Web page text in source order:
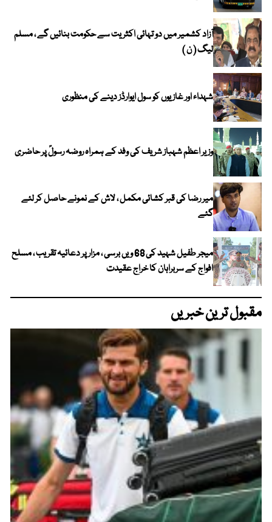
آزاد کشمیر میں دو تہائی اکثریت سے حکومت بنائیں گے ، مسلم
لیگ ( ن )
شہداء اور غازیوں کو سول ایوارڈز دینے کی منظوری
وزیر اعظم شہباز شریف کی وفد کے ہمراہ روضہ رسولؐ پر حاضری
میر رضا کی قبر کشائی مکمل ، لاش کے نمونے حاصل کر لئے
گئے
میجر طفیل شہید کی 68 ویں برسی ، مزار پر دعائیہ تقریب ، مسلح
افواج کے سربراہان کا خراج عقیدت
مقبول ترین خبریں